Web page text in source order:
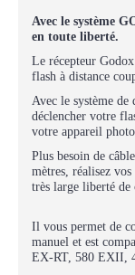
Avec le système
en toute liberté.
Le récepteur
flash à distance
Avec le système
déclencher votre
votre appareil photo.
Plus besoin de
mètres, réalisez
très large liberté de
Il vous permet de
manuel et est
EX-RT, 580 EXII,